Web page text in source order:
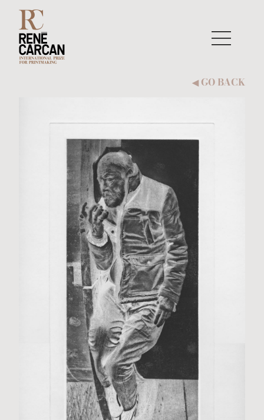
◀︎ GO BACK